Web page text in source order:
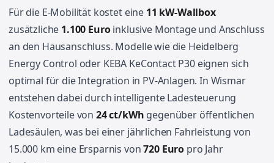
Für die E-Mobilität kostet eine 11 kW-Wallbox
zusätzliche 1.100 Euroinklusive Montage und Anschluss
an den Hausanschluss. Modelle wie die Heidelberg
Energy Control oder KEBA KeContact P30 eignen sich
optimal für die Integration in PV-Anlagen. In Wismar
entstehen dabei durch intelligente Ladesteuerung
Kostenvorteile von 24 ct/kWh gegenüber öffentlichen
Ladesäulen, was bei einer jährlichen Fahrleistung von
15.000 km eine Ersparnis von720 Euro pro Jahr